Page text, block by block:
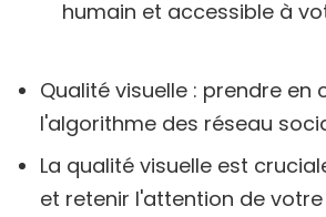
humain et accessible à
Qualité visuelle : prendre en
l'algorithme des réseau
La qualité visuelle est
et retenir l'attention de